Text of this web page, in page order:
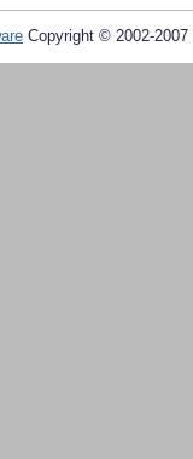
Copyright © 2002-2007